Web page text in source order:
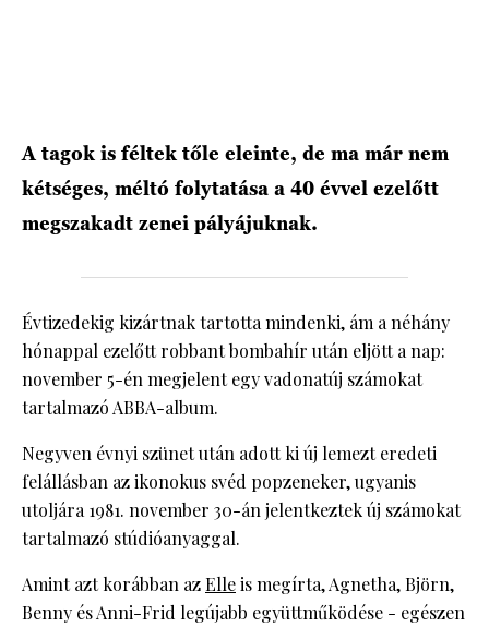
A tagok is féltek tőle eleinte, de ma már nem
kétséges, méltó folytatása a 40 évvel ezelőtt
megszakadt zenei pályájuknak.
Évtizedekig kizártnak tartotta mindenki, ám a néhány
hónappal ezelőtt robbant bombahír után eljött a nap:
november 5-én megjelent egy vadonatúj számokat
tartalmazó ABBA-album.
Negyven évnyi szünet után adott ki új lemezt eredeti
felállásban az ikonokus svéd popzeneker, ugyanis
utoljára 1981. november 30-án jelentkeztek új számokat
tartalmazó stúdióanyaggal.
Amint azt korábban azElleis megírta, Agnetha, Björn,
Benny és Anni-Frid legújabb együttműködése - egészen